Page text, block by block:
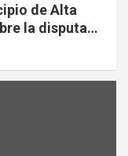
de Alta
la disputa